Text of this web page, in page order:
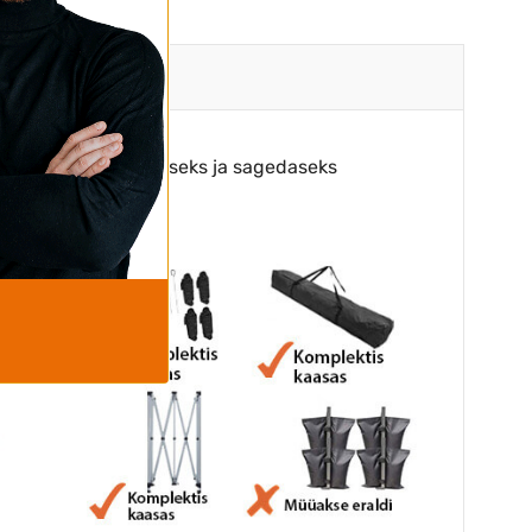
professionaalseks ja sagedaseks